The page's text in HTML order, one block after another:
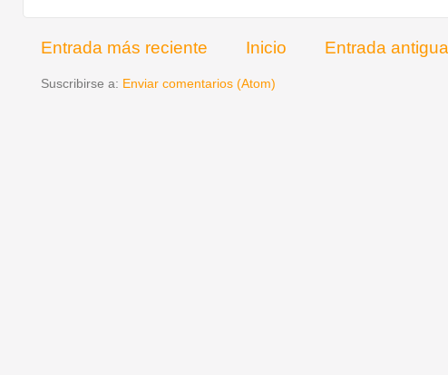
Entrada más reciente Entrada antigua
Inicio
Suscribirse a: Enviar comentarios (Atom)